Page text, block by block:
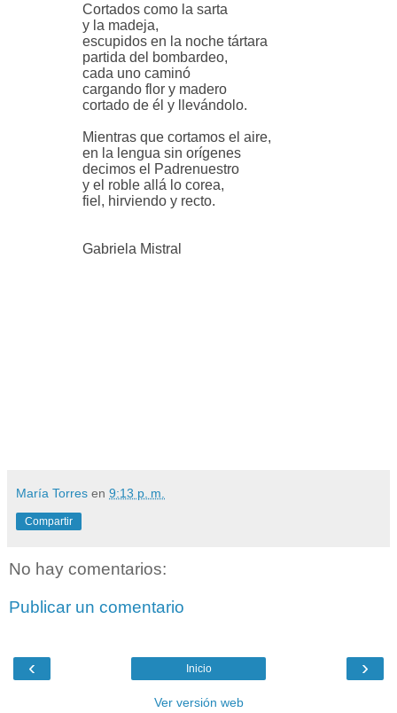
Cortados como la sarta
y la madeja,
escupidos en la noche tártara
partida del bombardeo,
cada uno caminó
cargando flor y madero
cortado de él y llevándolo.
Mientras que cortamos el aire,
en la lengua sin orígenes
decimos el Padrenuestro
y el roble allá lo corea,
fiel, hirviendo y recto.
Gabriela Mistral
María Torres en 9:13 p. m.
Compartir
No hay comentarios:
Publicar un comentario
‹ ›
Inicio
Ver versión web